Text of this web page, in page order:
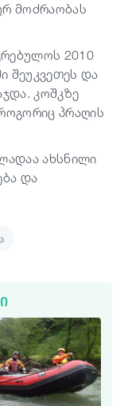
მოძრაობას
2010
შეუკვეთეს და
კოშკზე
პრაღის
ახსნილი
და